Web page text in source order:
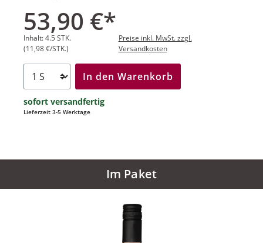
53,90 €*
Inhalt:4.5 STK.
(11,98 €/STK.)
Preise inkl. MwSt. zzgl.
Versandkosten
In den Warenkorb
sofort versandfertig
Lieferzeit 3-5 Werktage
Im Paket